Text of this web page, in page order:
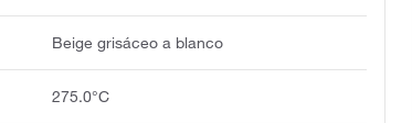
Beige grisáceo a blanco
275.0°C